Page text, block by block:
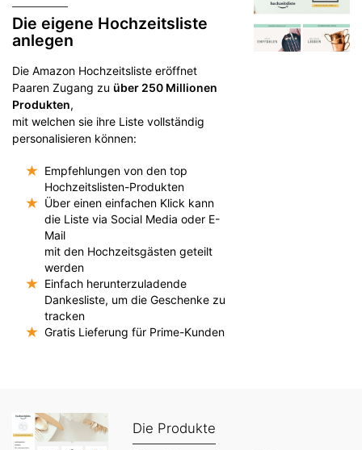
Die eigene Hochzeitsliste
anlegen
Die Amazon Hochzeitsliste eröffnet
Paaren Zugang zu über 250 Millionen
Produkten,
mit welchen sie ihre Liste vollständig
personalisieren können:
Empfehlungen von den top
Hochzeitslisten-Produkten
Über einen einfachen Klick kann
die Liste via Social Media oder E-
Mail
mit den Hochzeitsgästen geteilt
werden
Einfach herunterzuladende
Dankesliste, um die Geschenke zu
tracken
Gratis Lieferung für Prime-Kunden
Die Produkte